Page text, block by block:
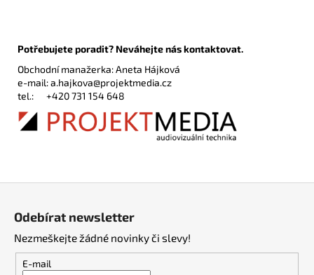
Potřebujete poradit? Neváhejte nás kontaktovat.
Obchodní manažerka: Aneta Hájková
e-mail:a.hajkova@projektmedia.cz
tel.: +420 731 154 648
Odebírat newsletter
Nezmeškejte žádné novinky či slevy!
E-mail